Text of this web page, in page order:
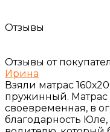
Отзывы
Отзывы от
Ирина
Взяли матрас
пружинный. Матрас
своевременная, в
благодарность